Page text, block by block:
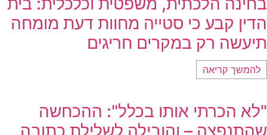
הדין קבע כי סטייה מחוות דעת מומחה
תיעשה רק במקרים חריגים
להמשך קריאה
"לא הכרתי אותו בכלל": ההכחשה
שהתנפצה – והובילה לשלילת כתובה